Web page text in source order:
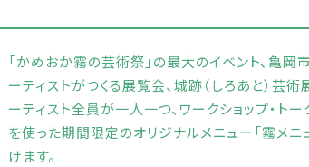
「かめおか霧の芸術祭」の最大のイベント、亀岡
ーティストがつくる展覧会、城跡（しろあと）芸
ーティスト全員が一人一つ、ワークショップ・
を使った期間限定のオリジナルメニュー「霧メ
けます。